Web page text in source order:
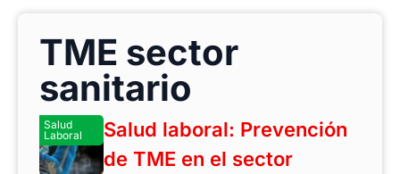
TME sector
sanitario
Salud
Laboral
Salud laboral: Prevención
de TME en el sector